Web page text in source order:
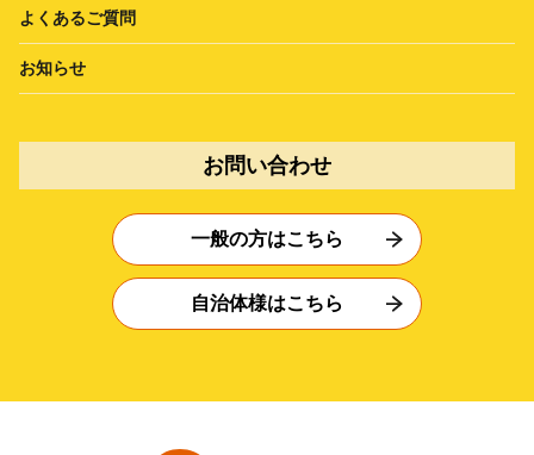
よくあるご質問
お知らせ
お問い合わせ
一般の方はこちら
自治体様はこちら